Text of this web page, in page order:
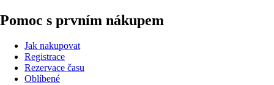
Pomoc s prvním nákupem
Jak nakupovat
Registrace
Rezervace času
Oblíbené